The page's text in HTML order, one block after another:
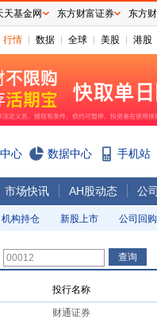
行情 数据 全球 美股 港股
心 数据中心 手机站
市场快讯 AH股动态 公
机构持仓 新股上市 公司回购
投行名称
财通证券
天基金网 东方财富证券 东方